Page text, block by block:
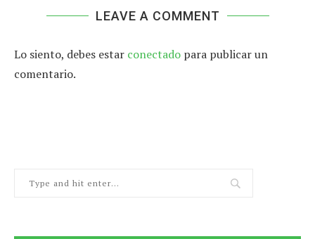
LEAVE A COMMENT
Lo siento, debes estar conectado para publicar un
comentario.